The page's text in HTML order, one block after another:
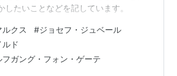
したいことなどを記しています。
クス #ジョセフ・ジュベール
ド
フガング・フォン・ゲーテ